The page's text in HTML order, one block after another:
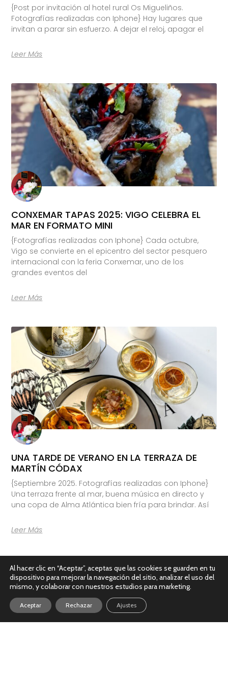
{Post por invitación al hotel rural Os Migueliños.
Fotografías realizadas con Iphone} Hay lugares que
invitan a parar sin esfuerzo. A dejar el reloj, apagar el
Leer Más
CONXEMAR TAPAS 2025: VIGO CELEBRA EL
MAR EN FORMATO MINI
{Fotografías realizadas con Iphone} Cada octubre,
Vigo se convierte en el epicentro del sector pesquero
internacional con la feria Conxemar, uno de los
grandes eventos del
Leer Más
UNA TARDE DE VERANO EN LA TERRAZA DE
MARTÍN CÓDAX
{Septiembre 2025. Fotografías realizadas con Iphone}
Una terraza frente al mar, buena música en directo y
una copa de Alma Atlántica bien fría para brindar. Así
Leer Más
Al hacer clic en “Aceptar”, aceptas que las cookies se guarden en tu
dispositivo para mejorar la navegación del sitio, analizar el uso del
mismo, y colaborar con nuestros estudios para marketing.
Aceptar Rechazar Ajustes